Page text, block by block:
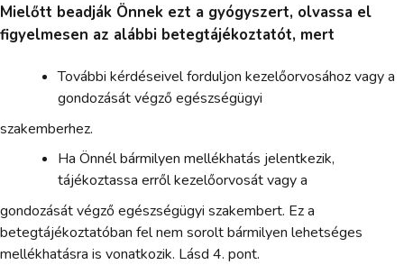
Mielőtt beadják Önnek ezt a gyógyszert, olvassa el
figyelmesen az alábbi betegtájékoztatót, mert
További kérdéseivel forduljon kezelőorvosához vagy a
gondozását végző egészségügyi
szakemberhez.
Ha Önnél bármilyen mellékhatás jelentkezik,
tájékoztassa erről kezelőorvosát vagy a
gondozását végző egészségügyi szakembert. Ez a
betegtájékoztatóban fel nem sorolt bármilyen lehetséges
mellékhatásra is vonatkozik. Lásd 4. pont.